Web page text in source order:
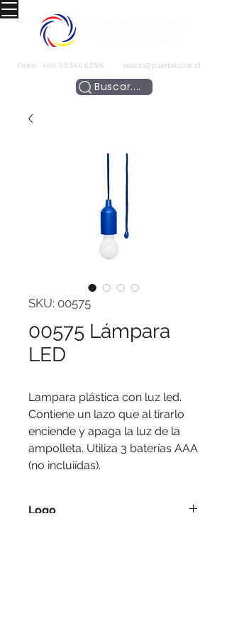
Fono: +56 993466295 ventas@puertocolor.cl
Buscar....
SKU: 00575
00575 Lámpara
LED
Lampara plástica con luz led.
Contiene un lazo que al tirarlo
enciende y apaga la luz de la
ampolleta. Utiliza 3 baterías AAA
(no incluiídas).
Logo